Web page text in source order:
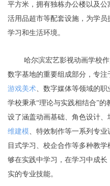
平方米，拥有独栋办公楼以及公
活用品超市等配套设施，为学员
学习和生活环境。
哈尔滨宏艺影视动画学校
数字基地的重要组成部分，专注
游戏美术、数字媒体等领域的职
学校秉承“理论与实践相结合”的
设了涵盖动画基础、角色设计、
维建模、特效制作等一系列专业
目式学习、校企合作等多种教学
够在实践中学习，在学习中成长
实的专业技能。